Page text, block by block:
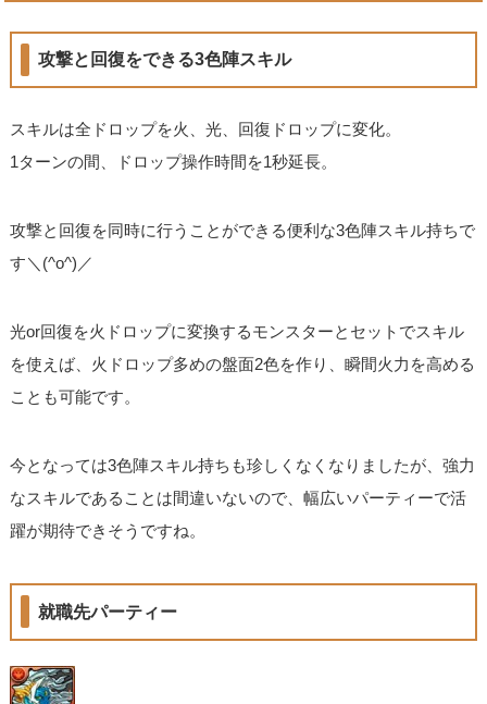
攻撃と回復をできる3色陣スキル
スキルは全ドロップを火、光、回復ドロップに変化。
1ターンの間、ドロップ操作時間を1秒延長。
攻撃と回復を同時に行うことができる便利な3色陣スキル持ちで
す＼(^o^)／
光or回復を火ドロップに変換するモンスターとセットでスキル
を使えば、火ドロップ多めの盤面2色を作り、瞬間火力を高める
ことも可能です。
今となっては3色陣スキル持ちも珍しくなくなりましたが、強力
なスキルであることは間違いないので、幅広いパーティーで活
躍が期待できそうですね。
就職先パーティー